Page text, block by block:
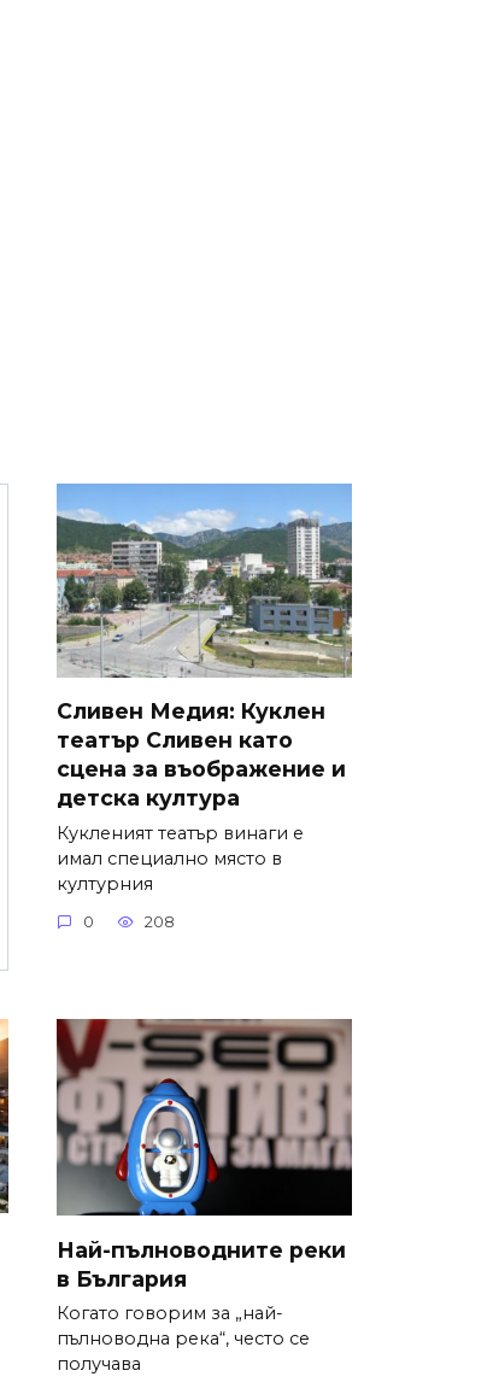
Сливен Медия: Куклен
театър Сливен като
сцена за въображение и
детска култура
Кукленият театър винаги е
имал специално място в
културния
0 208
Най-пълноводните реки
в България
Когато говорим за „най-
пълноводна река“, често се
получава